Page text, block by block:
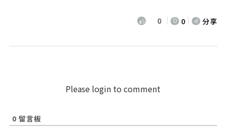
0 0 分享
Please login to comment
0 留言板